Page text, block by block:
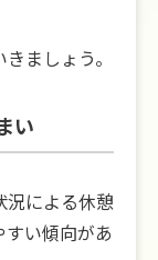
ましょう。
い
況による休憩
い傾向があ